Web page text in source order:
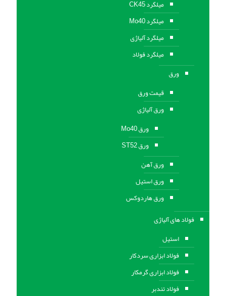
میلگرد CK45
میلگرد Mo40
میلگرد آلیاژی
میلگرد فولاد
ورق
قیمت ورق
ورق آلیاژی
ورق Mo40
ورق ST52
ورق آهن
ورق استيل
ورق هاردوکس
فولاد های آلیاژی
استیل
فولاد ابزاری سردکار
فولاد ابزاری گرمکار
فولاد تندبر